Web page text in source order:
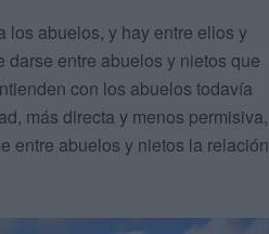
los abuelos, y hay entre ellos y
entre abuelos y nietos que
con los abuelos todavía
más directa y menos permisiva,
entre abuelos y nietos la relación